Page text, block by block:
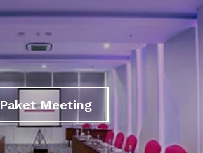
Paket Meeting